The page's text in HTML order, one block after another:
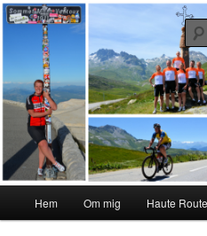
Skip
to
Karolina
#interiktigtsomallaandra
Hem Om mig Haute Route